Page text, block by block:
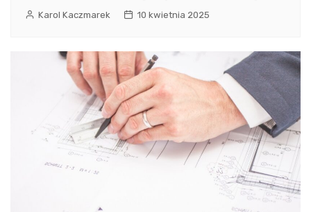
Karol Kaczmarek 10 kwietnia 2025